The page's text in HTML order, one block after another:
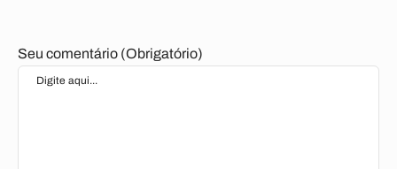
Seu comentário (Obrigatório)